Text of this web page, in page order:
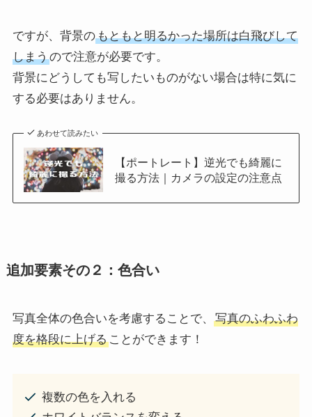
ですが、背景のもともと明るかった場所は白飛びして
しまうので注意が必要です。
背景にどうしても写したいものがない場合は特に気に
する必要はありません。
あわせて読みたい
【ポートレート】逆光でも綺麗に
撮る方法｜カメラの設定の注意点
追加要素その２：色合い
写真全体の色合いを考慮することで、
写真のふわふわ
度を格段に上げることができます！
複数の色を入れる